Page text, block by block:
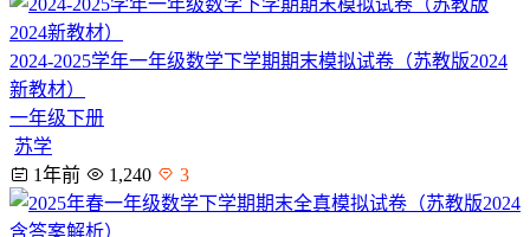
2024-2025学年一年级数学下学期期末模拟试卷（苏教版2024
新教材）
一年级下册
苏学
1年前
1,240 3